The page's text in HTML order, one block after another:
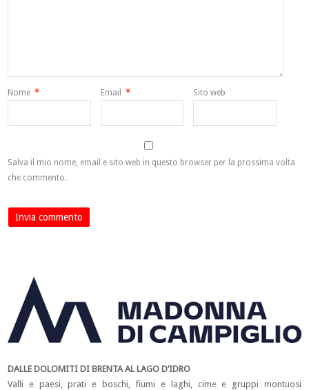
Nome * Email * Sito web
Salva il mio nome, email e sito web in questo browser per la prossima volta
che commento.
DALLE DOLOMITI DI BRENTA AL LAGO D’IDRO
Valli e paesi, prati e boschi, fiumi e laghi, cime e gruppi montuosi